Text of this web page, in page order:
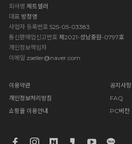
회사명 제트셀러
대표방정영
사업자 등록번호 525-05-03383
통신판매업신고번호 제2021-성남중원-0797호
개인정보책임자
이메일 zseller@naver.com
이용약관
개인정보처리방침
쇼핑몰 이용안내
공지사항
FAQ
PC버전